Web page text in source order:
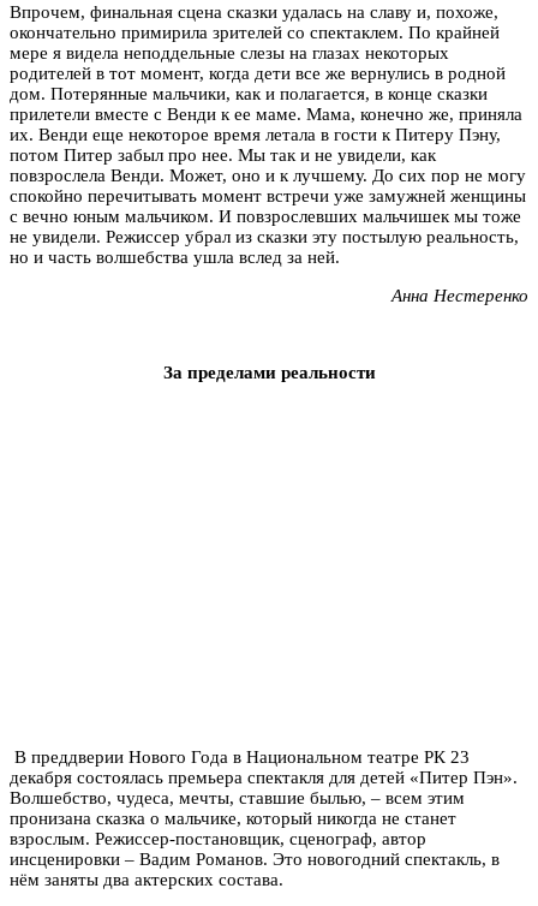
Впрочем, финальная сцена сказки удалась на славу и, похоже,
окончательно примирила зрителей со спектаклем. По крайней
мере я видела неподдельные слезы на глазах некоторых
родителей в тот момент, когда дети все же вернулись в родной
дом. Потерянные мальчики, как и полагается, в конце сказки
прилетели вместе с Венди к ее маме. Мама, конечно же, приняла
их. Венди еще некоторое время летала в гости к Питеру Пэну,
потом Питер забыл про нее. Мы так и не увидели, как
повзрослела Венди. Может, оно и к лучшему. До сих пор не могу
спокойно перечитывать момент встречи уже замужней женщины
с вечно юным мальчиком. И повзрослевших мальчишек мы тоже
не увидели. Режиссер убрал из сказки эту постылую реальность,
но и часть волшебства ушла вслед за ней.
Анна Нестеренко
За пределами реальности
В преддверии Нового Года в Национальном театре РК 23
декабря состоялась премьера спектакля для детей «Питер Пэн».
Волшебство, чудеса, мечты, ставшие былью, – всем этим
пронизана сказка о мальчике, который никогда не станет
взрослым. Режиссер-постановщик, сценограф, автор
инсценировки – Вадим Романов. Это новогодний спектакль, в
нём заняты два актерских состава.